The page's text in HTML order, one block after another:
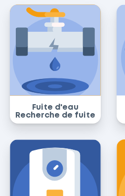
Fuite d'eau
Recherche de fuite